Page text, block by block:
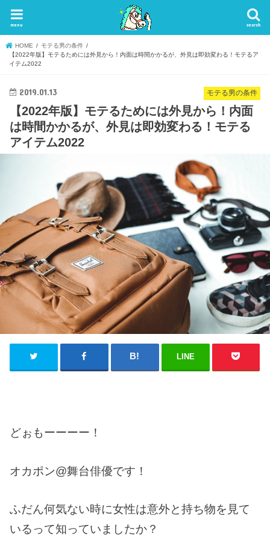
search
menu
HOME
モテる男の条件
【2022年版】モテるためには外見から！内面は時間かかるが、外見は即効変わる！モテるア
イテム2022
モテる男の条件
2019.01.13
【2022年版】モテるためには外見から！内面
は時間かかるが、外見は即効変わる！モテる
アイテム2022
LINE
どぉもーーーー！
オカポン@舞台俳優です！
ふだん何気ない時に女性は意外と持ち物を見て
いるって知っていましたか？